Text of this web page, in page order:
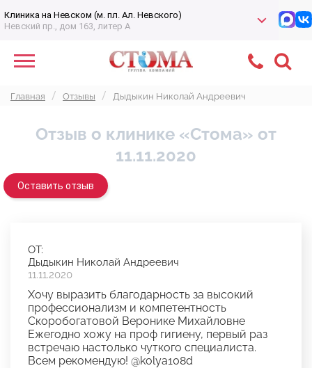
Клиника на Невском (м. пл. Ал. Невского)
Невский пр., дом 163, литер А
Главная Отзывы Дыдыкин Николай Андреевич
Отзыв о клинике «Стома» от
11.11.2020
Оставить отзыв
ОТ:
Дыдыкин Николай Андреевич
11.11.2020
Хочу выразить благодарность за высокий
профессионализм и компетентность
Скоробогатовой Веронике Михайловне
Ежегодно хожу на проф гигиену, первый раз
встречаю настолько чуткого специалиста.
Всем рекомендую! @kolya108d